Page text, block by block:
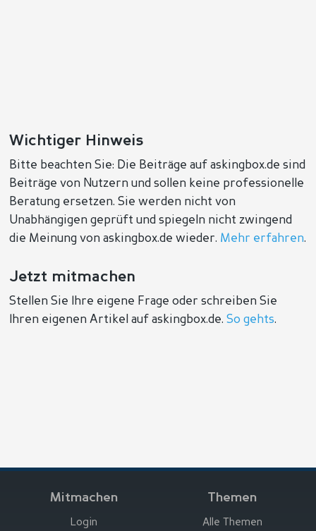
Wichtiger Hinweis
Bitte beachten Sie: Die Beiträge auf askingbox.de sind
Beiträge von Nutzern und sollen keine professionelle
Beratung ersetzen. Sie werden nicht von
Unabhängigen geprüft und spiegeln nicht zwingend
die Meinung von askingbox.de wieder. Mehr erfahren.
Jetzt mitmachen
Stellen Sie Ihre eigene Frage oder schreiben Sie
Ihren eigenen Artikel auf askingbox.de.So gehts.
Mitmachen
Login
Themen
Alle Themen